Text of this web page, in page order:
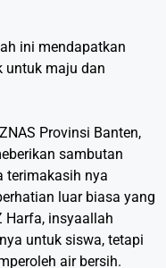
ini mendapatkan
untuk maju dan
Provinsi Banten,
sambutan
terimakasih nya
luar biasa yang
Harfa, insyaallah
untuk siswa, tetapi
air bersih.